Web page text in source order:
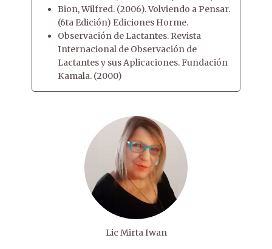
Bion, Wilfred. (2006). Volviendo a Pensar.
(6ta Edición) Ediciones Horme.
Observación de Lactantes. Revista
Internacional de Observación de
Lactantes y sus Aplicaciones. Fundación
Kamala. (2000)
Lic Mirta Iwan